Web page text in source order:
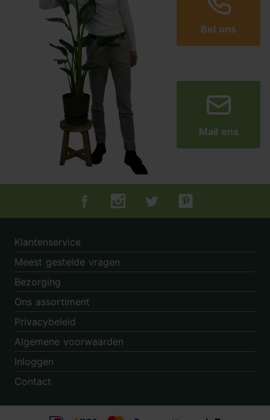
Bel ons
Mail ons
Tuincentrum.nl op Facebook
Tuincentrum.nl op Instagram
Tuincentrum.nl op Twitter
Tuincentrum.nl op
Klantenservice
Meest gestelde vragen
Bezorging
Ons assortiment
Privacybeleid
Algemene voorwaarden
Inloggen
Contact